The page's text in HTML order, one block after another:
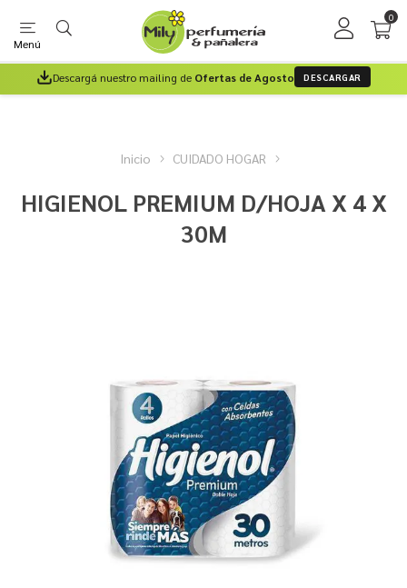
Menú
0
Descargá nuestro mailing de Ofertas de Agosto DESCARGAR
Inicio CUIDADO HOGAR
HIGIENOL PREMIUM D/HOJA X 4 X
30M